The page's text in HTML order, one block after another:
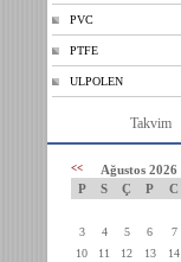
PVC
PTFE
ULPOLEN
Takvim
<< Ağustos 2026
P S Ç P C
3
4 5 6 7
10
11 12 13 14